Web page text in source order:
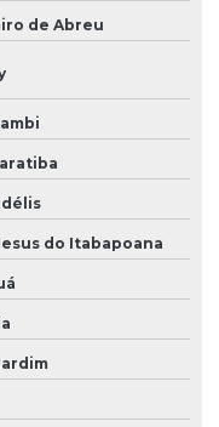
cadastral
de Abreu
do Itabapoana